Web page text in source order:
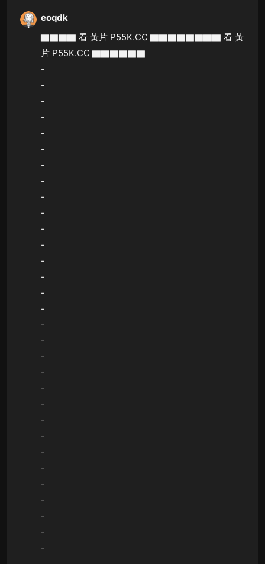
eoqdk
▇▇▇▇ 看 黃片 P55K.CC ▇▇▇▇▇▇▇▇ 看 黃
片 P55K.CC ▇▇▇▇▇▇
-
-
-
-
-
-
-
-
-
-
-
-
-
-
-
-
-
-
-
-
-
-
-
-
-
-
-
-
-
-
-